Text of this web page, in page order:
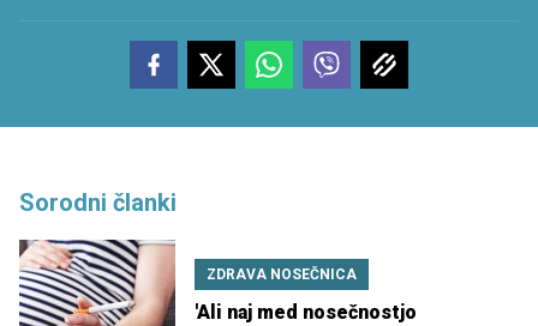
Sorodni članki
ZDRAVA NOSEČNICA
'Ali naj med nosečnostjo